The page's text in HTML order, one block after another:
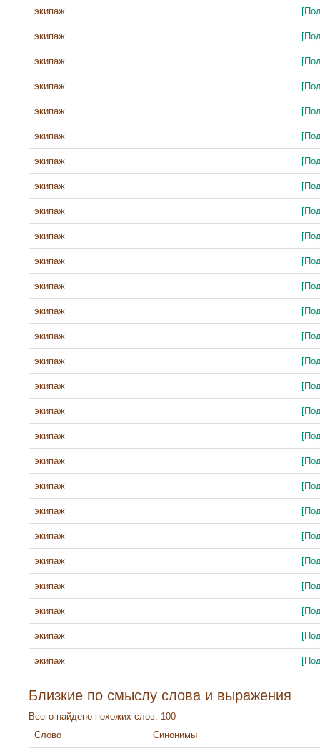
экипаж
экипаж
экипаж
экипаж
экипаж
экипаж
экипаж
экипаж
экипаж
экипаж
экипаж
экипаж
экипаж
экипаж
экипаж
экипаж
экипаж
экипаж
экипаж
экипаж
экипаж
экипаж
экипаж
экипаж
экипаж
экипаж
экипаж
Близкие по смыслу слова и выражения
Всего найдено похожих слов: 100
Слово
Синонимы